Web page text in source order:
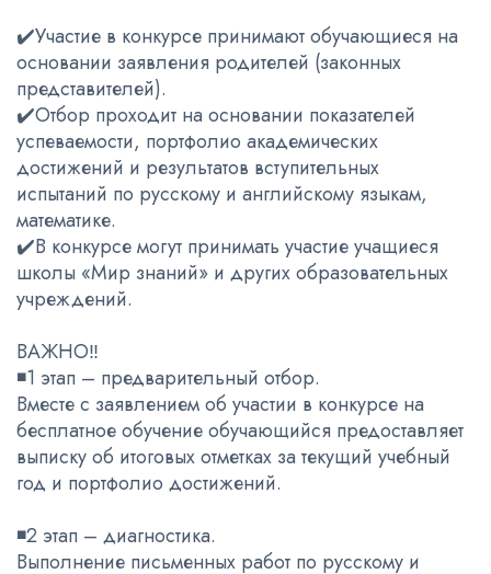
✔️Участие в конкурсе принимают обучающиеся на
основании заявления родителей (законных
представителей).
✔️Отбор проходит на основании показателей
успеваемости, портфолио академических
достижений и результатов вступительных
испытаний по русскому и английскому языкам,
математике.
✔️В конкурсе могут принимать участие учащиеся
школы «Мир знаний» и других образовательных
учреждений.
ВАЖНО‼️
◾️1 этап – предварительный отбор.
Вместе с заявлением об участии в конкурсе на
бесплатное обучение обучающийся предоставляет
выписку об итоговых отметках за текущий учебный
год и портфолио достижений.
◾️2 этап – диагностика.
Выполнение письменных работ по русскому и